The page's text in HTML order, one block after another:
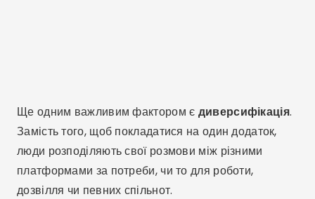
Ще одним важливим фактором є диверсифікація.
Замість того, щоб покладатися на один додаток,
люди розподіляють свої розмови між різними
платформами за потреби, чи то для роботи,
дозвілля чи певних спільнот.